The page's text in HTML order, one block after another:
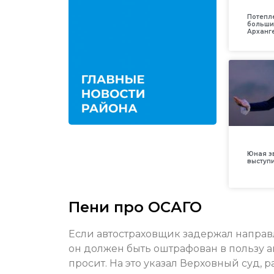
Юная
Пени про ОСАГО
Если автостраховщик задержал
он должен быть оштрафован в пользу
просит. На это указал Верховный суд,